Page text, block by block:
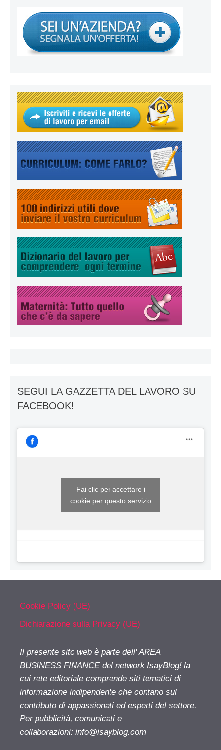
SEGUI LA GAZZETTA DEL LAVORO SU
FACEBOOK!
Fai clic per accettare i
cookie per questo servizio
Cookie Policy (UE)
Dichiarazione sulla Privacy (UE)
Il presente sito web è parte dell' AREA
BUSINESS FINANCE del network IsayBlog! la
cui rete editoriale comprende siti tematici di
informazione indipendente che contano sul
contributo di appassionati ed esperti del settore.
Per pubblicità, comunicati e
collaborazioni: info@isayblog.com